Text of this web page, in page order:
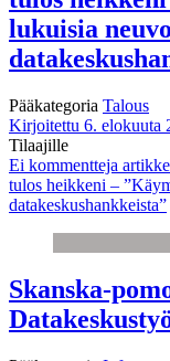
lukuisia
Pääkategoria Talous
Kirjoitettu 6. elokuuta
Tilaajille
Ei kommentteja
tulos heikkeni –
datakeskushankkeista”
Skanska-